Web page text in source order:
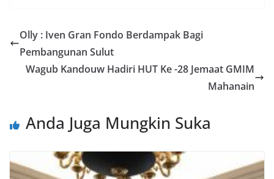
o
k
er dI
n
p er
l
Olly : Iven Gran Fondo Berdampak Bagi
Pembangunan Sulut
Wagub Kandouw Hadiri HUT Ke -28 Jemaat GMIM
Mahanain
Anda Juga Mungkin Suka